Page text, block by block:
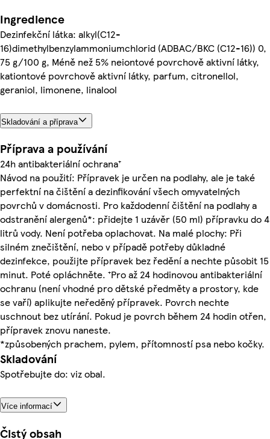
Ingredience
Dezinfekční látka: alkyl(C12-
16)dimethylbenzylammoniumchlorid (ADBAC/BKC (C12-16)) 0,
75 g/100 g, Méně než 5% neiontové povrchově aktivní látky,
kationtové povrchově aktivní látky, parfum, citronellol,
geraniol, limonene, linalool
Skladování a příprava
Příprava a používání
24h antibakteriální ochrana⁺
Návod na použití: Přípravek je určen na podlahy, ale je také
perfektní na čištění a dezinfikování všech omyvatelných
povrchů v domácnosti. Pro každodenní čištění na podlahy a
odstranění alergenů*: přidejte 1 uzávěr (50 ml) přípravku do 4
litrů vody. Není potřeba oplachovat. Na malé plochy: Při
silném znečištění, nebo v případě potřeby důkladné
dezinfekce, použijte přípravek bez ředění a nechte působit 15
minut. Poté opláchněte. ⁺Pro až 24 hodinovou antibakteriální
ochranu (není vhodné pro dětské předměty a prostory, kde
se vaří) aplikujte neředěný přípravek. Povrch nechte
uschnout bez utírání. Pokud je povrch během 24 hodin otřen,
přípravek znovu naneste.
*způsobených prachem, pylem, přítomností psa nebo kočky.
Skladování
Spotřebujte do: viz obal.
Více informací
Čistý obsah